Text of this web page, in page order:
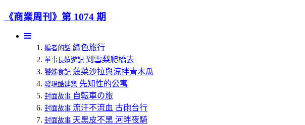
《商業周刊》第 1074 期
編者的話 綠色旅行
董事長嬉遊記 到雪梨爬橋去
饕姊食記 菠菜沙拉與涼拌青木瓜
發現酷建築 先知性的公寓
封面故事 自転車の旅
封面故事 流汗不流血 古砲台行
封面故事 天黑皮不黑 河畔夜騎